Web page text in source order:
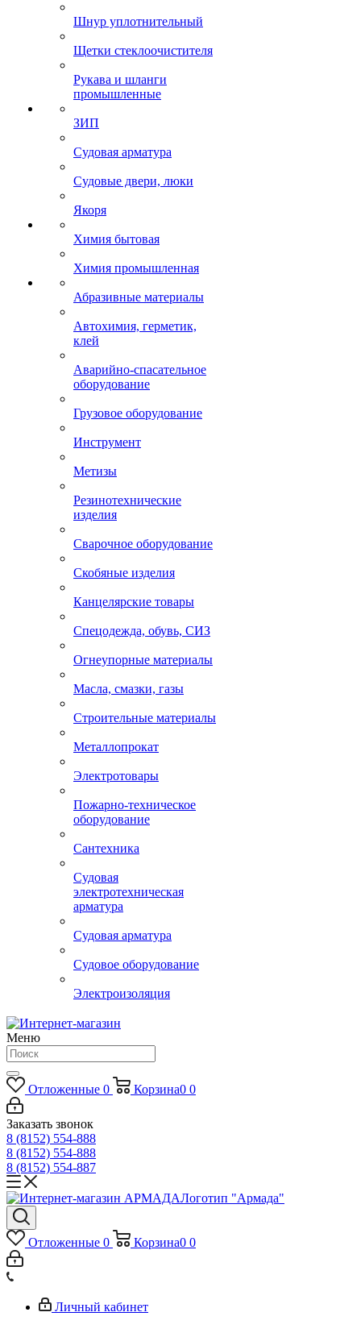
Шнур уплотнительный
Щетки стеклоочистителя
Рукава и шланги
промышленные
ЗИП
Судовая арматура
Судовые двери, люки
Якоря
Химия бытовая
Химия промышленная
Абразивные материалы
Автохимия, герметик,
клей
Аварийно-спасательное
оборудование
Грузовое оборудование
Инструмент
Метизы
Резинотехнические
изделия
Сварочное оборудование
Скобяные изделия
Канцелярские товары
Спецодежда, обувь, СИЗ
Огнеупорные материалы
Масла, смазки, газы
Строительные материалы
Металлопрокат
Электротовары
Пожарно-техническое
оборудование
Сантехника
Судовая
электротехническая
арматура
Судовая арматура
Судовое оборудование
Электроизоляция
Меню
Отложенные 0 Корзина0 0
Заказать звонок
8 (8152) 554-888
8 (8152) 554-888
8 (8152) 554-887
Логотип "Армада"
Отложенные 0 Корзина0 0
Личный кабинет